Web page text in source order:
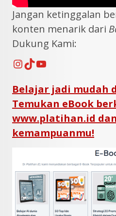
Jangan ketinggalan
konten menarik dari
Dukung Kami:
Instagram
TikTok
YouTube
Belajar jadi mudah
Temukan eBook
www.platihan.id
kemampuanmu!